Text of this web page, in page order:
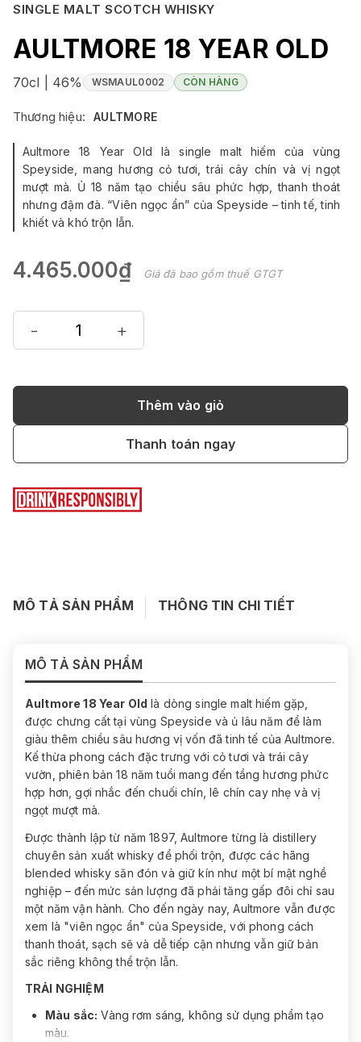
SINGLE MALT SCOTCH WHISKY
AULTMORE 18 YEAR OLD
70cl | 46% WSMAUL0002 CÒN HÀNG
Thương hiệu: AULTMORE
Aultmore 18 Year Old là single malt hiếm của vùng
Speyside, mang hương cỏ tươi, trái cây chín và vị ngọt
mượt mà. Ủ 18 năm tạo chiều sâu phức hợp, thanh thoát
nhưng đậm đà. “Viên ngọc ẩn” của Speyside – tinh tế, tinh
khiết và khó trộn lẫn.
4.465.000₫ Giá đã bao gồm thuế GTGT
- +
Thêm vào giỏ
Thanh toán ngay
MÔ TẢ SẢN PHẨM THÔNG TIN CHI TIẾT
MÔ TẢ SẢN PHẨM
Aultmore 18 Year Old là dòng single malt hiếm gặp,
được chưng cất tại vùng Speyside và ủ lâu năm để làm
giàu thêm chiều sâu hương vị vốn đã tinh tế của Aultmore.
Kế thừa phong cách đặc trưng với cỏ tươi và trái cây
vườn, phiên bản 18 năm tuổi mang đến tầng hương phức
hợp hơn, gợi nhắc đến chuối chín, lê chín cay nhẹ và vị
ngọt mượt mà.
Được thành lập từ năm 1897, Aultmore từng là distillery
chuyên sản xuất whisky để phối trộn, được các hãng
blended whisky săn đón và giữ kín như một bí mật nghề
nghiệp – đến mức sản lượng đã phải tăng gấp đôi chỉ sau
một năm vận hành. Cho đến ngày nay, Aultmore vẫn được
xem là "viên ngọc ẩn" của Speyside, với phong cách
thanh thoát, sạch sẽ và dễ tiếp cận nhưng vẫn giữ bản
sắc riêng không thể trộn lẫn.
TRẢI NGHIỆM
Màu sắc: Vàng rơm sáng, không sử dụng phẩm tạo
màu.